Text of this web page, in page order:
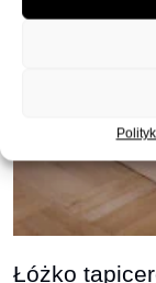
Łóżko